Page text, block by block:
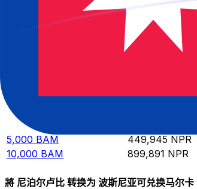
波斯尼亚可兑换马尔卡BAM
NPR
89.9891
NPR
449.945
NPR
NPR
BAM 8,998.91 NPR
500
1,000
5,000 BAM 449,945 NPR
10,000 BAM 899,891 NPR
將 尼泊尔卢比 转换为 波斯尼亚可兑换马尔卡